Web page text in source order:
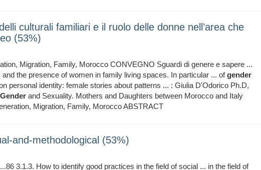
culturali familiari e il ruolo delle donne nell’area che
(53%)
Migration, Family, Morocco CONVEGNO Sguardi di genere e sapere ...
and the presence of women in family living spaces. In particular ... ofgender
personal identity: female stories about patterns ... : Giulia D'Odorico Ph.D,
Gender and Sexuality. Mothers and Daughters between Morocco and Italy
Migration, Family, Morocco ABSTRACT
and-methodological (53%)
3.1.3. How to identify good practices in the field of social ... in the field of